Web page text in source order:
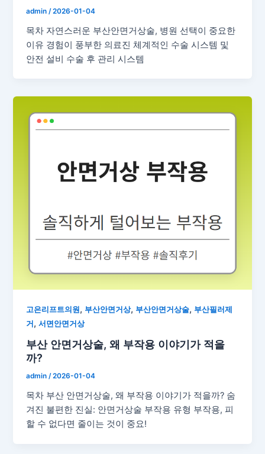
admin /2026-01-04
목차 자연스러운 부산안면거상술, 병원 선택이 중요한
이유 경험이 풍부한 의료진 체계적인 수술 시스템 및
안전 설비 수술 후 관리 시스템
고은리프트의원, 부산안면거상, 부산안면거상술, 부산필러제
거 ,서면안면거상
부산 안면거상술, 왜 부작용 이야기가 적을
까?
admin/2026-01-04
목차 부산 안면거상술, 왜 부작용 이야기가 적을까? 숨
겨진 불편한 진실: 안면거상술 부작용 유형 부작용, 피
할 수 없다면 줄이는 것이 중요!